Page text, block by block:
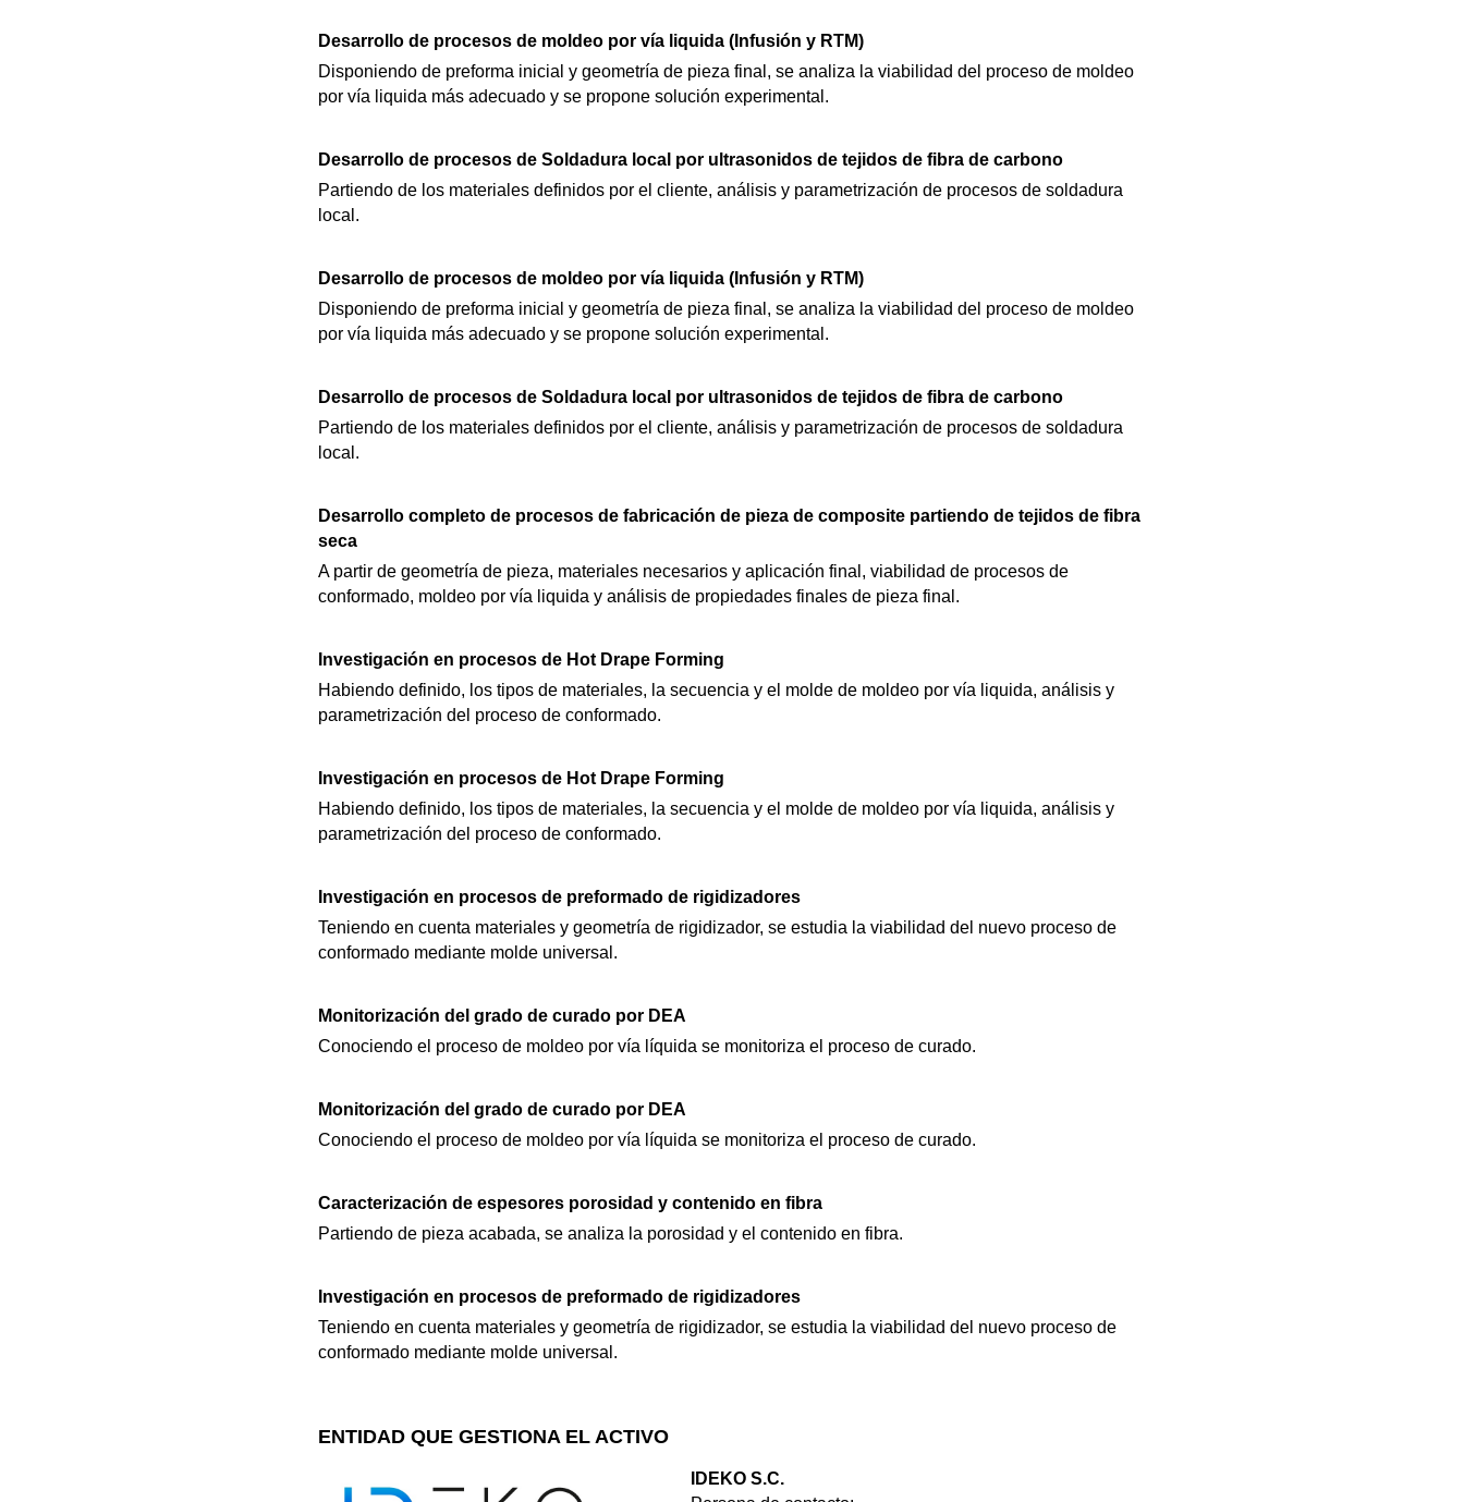
Desarrollo de procesos de moldeo por vía liquida (Infusión y RTM)
Disponiendo de preforma inicial y geometría de pieza final, se analiza la viabilidad del proceso de moldeo
por vía liquida más adecuado y se propone solución experimental.
Desarrollo de procesos de Soldadura local por ultrasonidos de tejidos de fibra de carbono
Partiendo de los materiales definidos por el cliente, análisis y parametrización de procesos de soldadura
local.
Desarrollo de procesos de moldeo por vía liquida (Infusión y RTM)
Disponiendo de preforma inicial y geometría de pieza final, se analiza la viabilidad del proceso de moldeo
por vía liquida más adecuado y se propone solución experimental.
Desarrollo de procesos de Soldadura local por ultrasonidos de tejidos de fibra de carbono
Partiendo de los materiales definidos por el cliente, análisis y parametrización de procesos de soldadura
local.
Desarrollo completo de procesos de fabricación de pieza de composite partiendo de tejidos de fibra
seca
A partir de geometría de pieza, materiales necesarios y aplicación final, viabilidad de procesos de
conformado, moldeo por vía liquida y análisis de propiedades finales de pieza final.
Investigación en procesos de Hot Drape Forming
Habiendo definido, los tipos de materiales, la secuencia y el molde de moldeo por vía liquida, análisis y
parametrización del proceso de conformado.
Investigación en procesos de Hot Drape Forming
Habiendo definido, los tipos de materiales, la secuencia y el molde de moldeo por vía liquida, análisis y
parametrización del proceso de conformado.
Investigación en procesos de preformado de rigidizadores
Teniendo en cuenta materiales y geometría de rigidizador, se estudia la viabilidad del nuevo proceso de
conformado mediante molde universal.
Monitorización del grado de curado por DEA
Conociendo el proceso de moldeo por vía líquida se monitoriza el proceso de curado.
Monitorización del grado de curado por DEA
Conociendo el proceso de moldeo por vía líquida se monitoriza el proceso de curado.
Caracterización de espesores porosidad y contenido en fibra
Partiendo de pieza acabada, se analiza la porosidad y el contenido en fibra.
Investigación en procesos de preformado de rigidizadores
Teniendo en cuenta materiales y geometría de rigidizador, se estudia la viabilidad del nuevo proceso de
conformado mediante molde universal.
ENTIDAD QUE GESTIONA EL ACTIVO
IDEKO S.C.